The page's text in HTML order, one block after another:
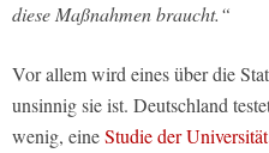
diese Maßnahmen braucht.“
Vor allem wird eines über die
unsinnig sie ist. Deutschland
wenig, eineStudie der